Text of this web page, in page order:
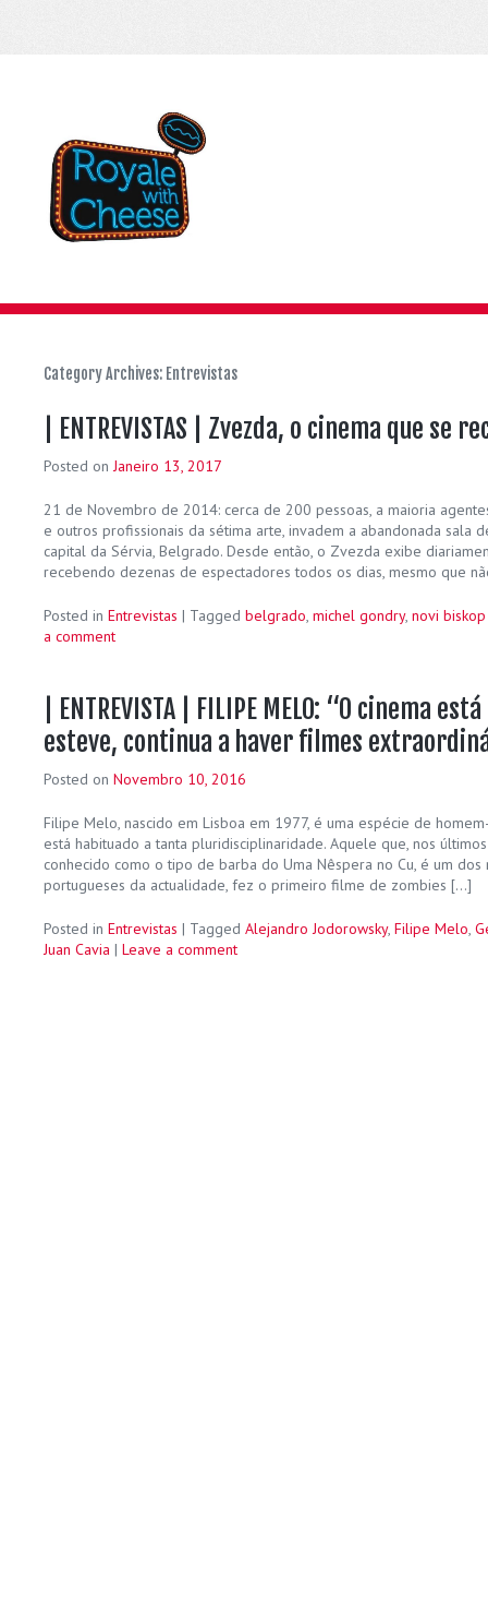
Category Archives: Entrevistas
| ENTREVISTAS | Zvezda, o cinema que se
Posted onJaneiro 13, 2017
21 de Novembro de 2014: cerca de 200 pessoas, a maioria
e outros profissionais da sétima arte, invadem a abandonada sala
capital da Sérvia, Belgrado. Desde então, o Zvezda exibe
recebendo dezenas de espectadores todos os dias, mesmo que
Posted in Entrevistas | Tagged belgrado, michel gondry, novi
a comment
| ENTREVISTA | FILIPE MELO: “O cinema
esteve, continua a haver filmes
Posted on Novembro 10, 2016
Filipe Melo, nascido em Lisboa em 1977, é uma espécie de
está habituado a tanta pluridisciplinaridade. Aquele que, nos
conhecido como o tipo de barba do Uma Nêspera no Cu, é um
portugueses da actualidade, fez o primeiro filme de zombies […]
Posted in Entrevistas | Tagged Alejandro Jodorowsky, Filipe Melo,
Juan Cavia | Leave a comment